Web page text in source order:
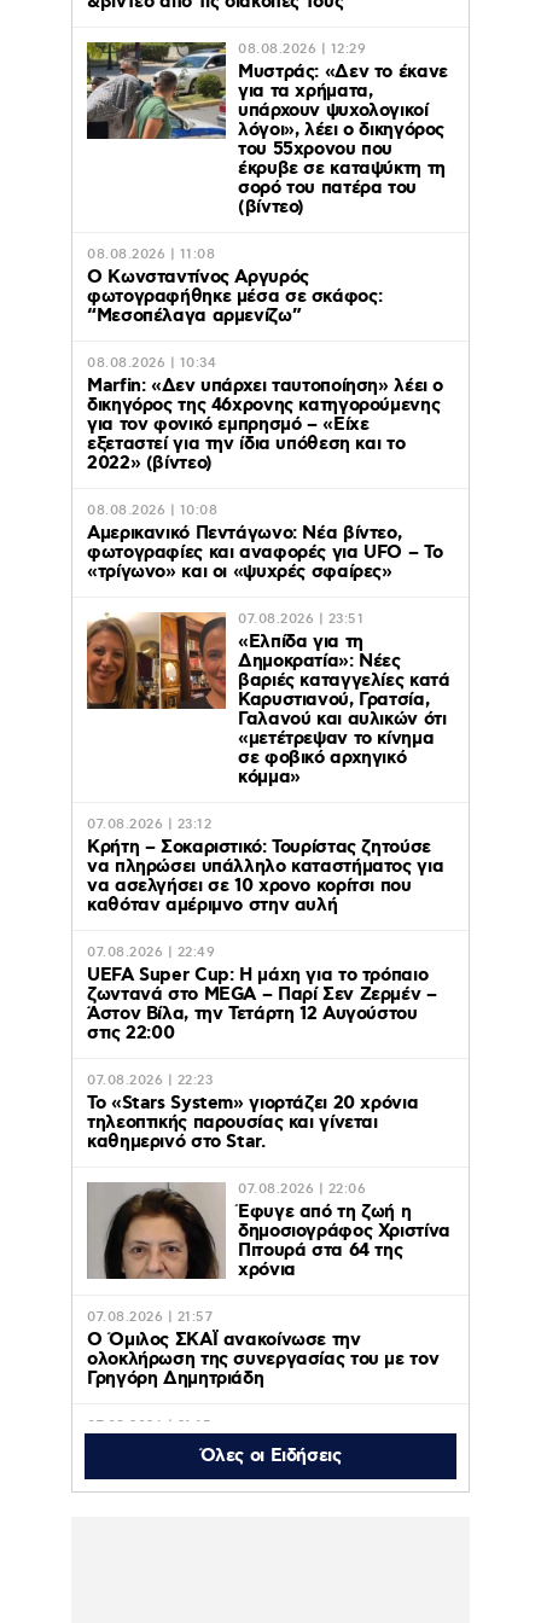
08.08.2026 | 12:29
Μυστράς: «Δεν το έκανε
για τα χρήματα,
υπάρχουν ψυχολογικοί
λόγοι», λέει ο δικηγόρος
του 55χρονου που
έκρυβε σε καταψύκτη τη
σορό του πατέρα του
(βίντεο)
08.08.2026 | 11:08
Ο Κωνσταντίνος Αργυρός
φωτογραφήθηκε μέσα σε σκάφος:
“Μεσοπέλαγα αρμενίζω”
08.08.2026 | 10:34
Marfin: «Δεν υπάρχει ταυτοποίηση» λέει ο
δικηγόρος της 46χρονης κατηγορούμενης
για τον φονικό εμπρησμό – «Είχε
εξεταστεί για την ίδια υπόθεση και το
2022» (βίντεο)
08.08.2026 | 10:08
Αμερικανικό Πεντάγωνο: Νέα βίντεο,
φωτογραφίες και αναφορές για UFO – Το
«τρίγωνο» και οι «ψυχρές σφαίρες»
07.08.2026 | 23:51
«Ελπίδα για τη
Δημοκρατία»: Νέες
βαριές καταγγελίες κατά
Καρυστιανού, Γρατσία,
Γαλανού και αυλικών ότι
«μετέτρεψαν το κίνημα
σε φοβικό αρχηγικό
κόμμα»
07.08.2026 | 23:12
Κρήτη – Σοκαριστικό: Τουρίστας ζητούσε
να πληρώσει υπάλληλο καταστήματος για
να ασελγήσει σε 10 χρονο κορίτσι που
καθόταν αμέριμνο στην αυλή
07.08.2026 | 22:49
UEFA Super Cup: Η μάχη για το τρόπαιο
ζωντανά στο MEGA – Παρί Σεν Ζερμέν –
Άστον Βίλα, την Τετάρτη 12 Αυγούστου
στις 22:00
07.08.2026 | 22:23
Το «Stars System» γιορτάζει 20 χρόνια
τηλεοπτικής παρουσίας και γίνεται
καθημερινό στο Star.
07.08.2026 | 22:06
Έφυγε από τη ζωή η
δημοσιογράφος Χριστίνα
Πιτουρά στα 64 της
χρόνια
07.08.2026 | 21:57
Ο Όμιλος ΣΚΑΪ ανακοίνωσε την
ολοκλήρωση της συνεργασίας του με τον
Γρηγόρη Δημητριάδη
07.08.2026 | 21:15
Μαρίνα Βερνίκου έπιασε λαγοκέφαλο και
πόζαρε μαζί του: «Δεν υπάρχει λόγος να
φοβόμαστε τη θάλασσα» – Βίντεο
Όλες οι Ειδήσεις